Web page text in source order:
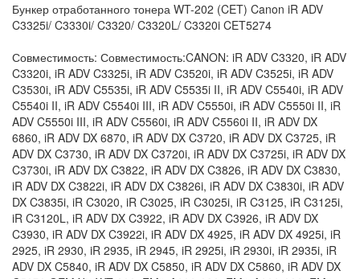
Бункер отработанного тонера WT-202 (CET) Canon iR ADV
C3325i/ C3330i/ C3320/ C3320L/ C3320i CET5274
Совместимость: Совместимость:CANON: iR ADV C3320, iR ADV
C3320i, iR ADV C3325i, iR ADV C3520i, iR ADV C3525i, iR ADV
C3530i, iR ADV C5535i, iR ADV C5535i II, iR ADV C5540i, iR ADV
C5540i II, iR ADV C5540i III, iR ADV C5550i, iR ADV C5550i II, iR
ADV C5550i III, iR ADV C5560i, iR ADV C5560i II, iR ADV DX
6860, iR ADV DX 6870, iR ADV DX C3720, iR ADV DX C3725, iR
ADV DX C3730, iR ADV DX C3720i, iR ADV DX C3725i, iR ADV DX
C3730i, iR ADV DX C3822, iR ADV DX C3826, iR ADV DX C3830,
iR ADV DX C3822i, iR ADV DX C3826i, iR ADV DX C3830i, iR ADV
DX C3835i, iR C3020, iR C3025, iR C3025i, iR C3125, iR C3125i,
iR C3120L, iR ADV DX C3922, iR ADV DX C3926, iR ADV DX
C3930, iR ADV DX C3922i, iR ADV DX 4925, iR ADV DX 4925i, iR
2925, iR 2930, iR 2935, iR 2945, iR 2925i, iR 2930i, iR 2935i, iR
ADV DX C5840, iR ADV DX C5850, iR ADV DX C5860, iR ADV DX